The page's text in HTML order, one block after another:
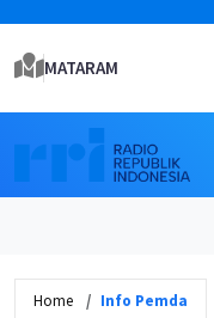
MATARAM
Home Info Pemda